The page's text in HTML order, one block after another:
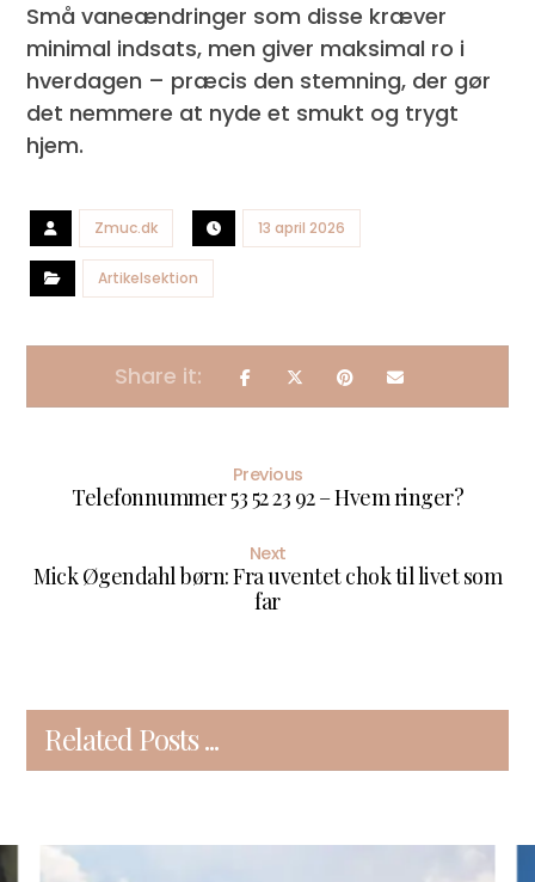
Små vaneændringer som disse kræver
minimal indsats, men giver maksimal ro i
hverdagen – præcis den stemning, der gør
det nemmere at nyde et smukt og trygt
hjem.
Zmuc.dk 13 april 2026
Artikelsektion
Previous
Telefonnummer 53 52 23 92 – Hvem ringer?
Next
Mick Øgendahl børn: Fra uventet chok til livet som
far
Related Posts ...